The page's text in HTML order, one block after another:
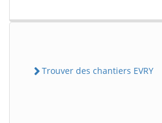
Trouver des chantiers EVRY